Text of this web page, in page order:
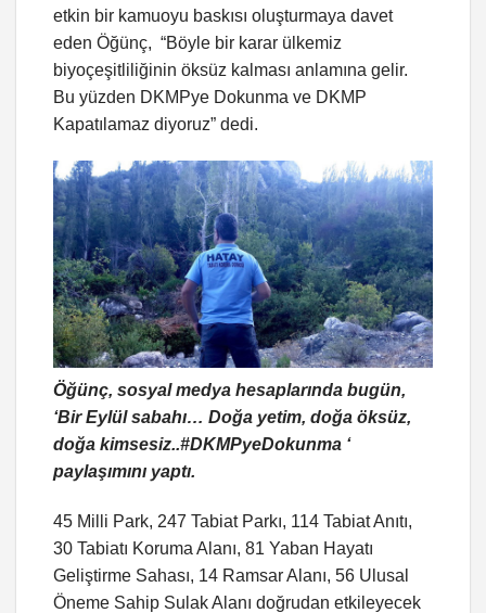
etkin bir kamuoyu baskısı oluşturmaya davet
eden Öğünç, “Böyle bir karar ülkemiz
biyoçeşitliliğinin öksüz kalması anlamına gelir.
Bu yüzden DKMPye Dokunma ve DKMP
Kapatılamaz diyoruz” dedi.
Öğünç, sosyal medya hesaplarında bugün,
‘Bir Eylül sabahı… Doğa yetim, doğa öksüz,
doğa kimsesiz..#DKMPyeDokunma ‘
paylaşımını yaptı.
45 Milli Park, 247 Tabiat Parkı, 114 Tabiat Anıtı,
30 Tabiatı Koruma Alanı, 81 Yaban Hayatı
Geliştirme Sahası, 14 Ramsar Alanı, 56 Ulusal
Öneme Sahip Sulak Alanı doğrudan etkileyecek